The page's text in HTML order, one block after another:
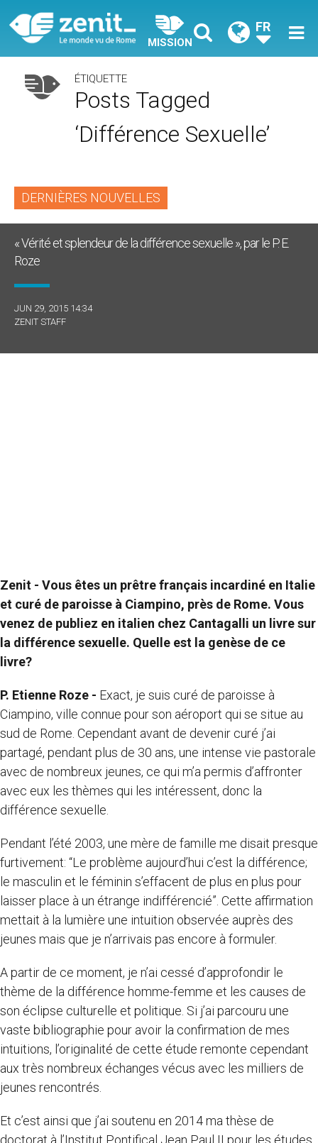
MISSION
FR
ÉTIQUETTE
Posts Tagged
‘différence Sexuelle’
DERNIÈRES NOUVELLES
« Vérité et splendeur de la différence sexuelle », par le P. E.
Roze
JUN 29, 2015 14:34
ZENIT STAFF
Zenit - Vous êtes un prêtre français incardiné en Italie
et curé de paroisse à Ciampino, près de Rome. Vous
venez de publiez en italien chez Cantagalli un livre sur
la différence sexuelle. Quelle est la genèse de ce
livre?
P. Etienne Roze - Exact, je suis curé de paroisse à
Ciampino, ville connue pour son aéroport qui se situe au
sud de Rome. Cependant avant de devenir curé j’ai
partagé, pendant plus de 30 ans, une intense vie pastorale
avec de nombreux jeunes, ce qui m’a permis d’affronter
avec eux les thèmes qui les intéressent, donc la
différence sexuelle.
Pendant l’été 2003, une mère de famille me disait presque
furtivement: “Le problème aujourd’hui c’est la différence;
le masculin et le féminin s’effacent de plus en plus pour
laisser place à un étrange indifférencié”. Cette affirmation
mettait à la lumière une intuition observée auprès des
jeunes mais que je n’arrivais pas encore à formuler.
A partir de ce moment, je n’ai cessé d’approfondir le
thème de la différence homme-femme et les causes de
son éclipse culturelle et politique. Si j’ai parcouru une
vaste bibliographie pour avoir la confirmation de mes
intuitions, l’originalité de cette étude remonte cependant
aux très nombreux échanges vécus avec les milliers de
jeunes rencontrés.
Et c’est ainsi que j’ai soutenu en 2014 ma thèse de
doctorat à l’Institut Pontifical Jean Paul II pour les études